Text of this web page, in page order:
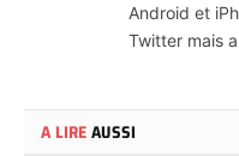
Android et
Twitter mais
A LIREAUSSI